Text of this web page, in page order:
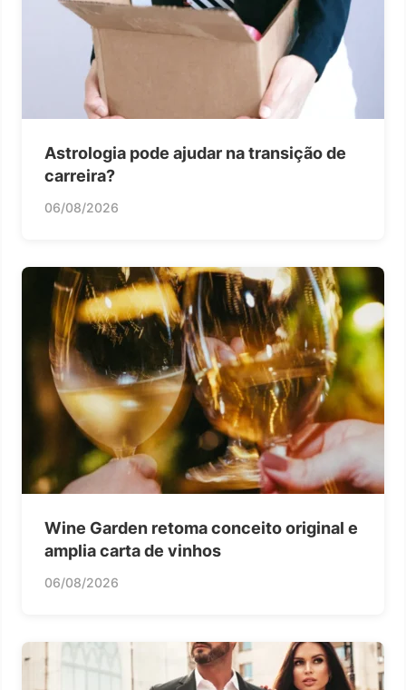
Astrologia pode ajudar na transição de
carreira?
06/08/2026
Wine Garden retoma conceito original e
amplia carta de vinhos
06/08/2026